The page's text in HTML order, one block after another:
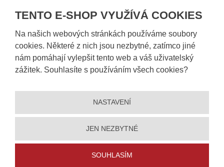
TENTO E-SHOP VYUŽÍVÁ COOKIES
Na našich webových stránkách používáme soubory
cookies. Některé z nich jsou nezbytné, zatímco jiné
nám pomáhají vylepšit tento web a váš uživatelský
zážitek. Souhlasíte s používáním všech cookies?
NASTAVENÍ
JEN NEZBYTNÉ
SOUHLASÍM
Prohlášení o přístupnosti |Ochrana osobních údajů |Mapa stránek ||